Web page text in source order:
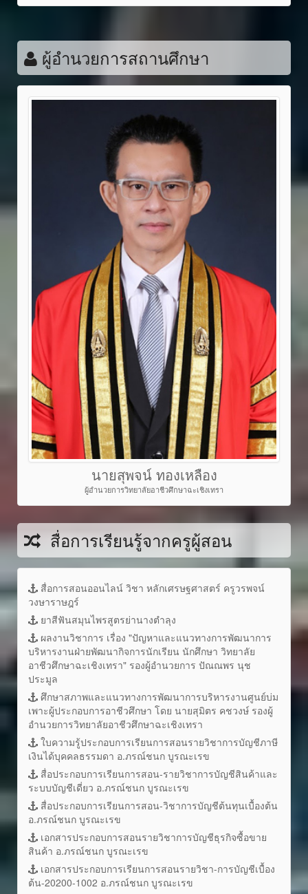
ผู้อำนวยการสถานศึกษา
นายสุพจน์ ทองเหลือง
ผู้อำนวยการวิทยาลัยอาชีวศึกษาฉะเชิงเทรา
สื่อการเรียนรู้จากครูผู้สอน
สื่อการสอนออนไลน์ วิชา หลักเศรษฐศาสตร์ ครูวรพจน์
วงษาราษฎร์
ยาสีฟันสมุนไพรสูตรย่านางตำลุง
ผลงานวิชาการ เรื่อง "ปัญหาและแนวทางการพัฒนาการ
บริหารงานฝ่ายพัฒนากิจการนักเรียน นักศึกษา วิทยาลัย
อาชีวศึกษาฉะเชิงเทรา" รองผู้อำนวยการ ปัณณพร นุช
ประมูล
ศึกษาสภาพและแนวทางการพัฒนาการบริหารงานศูนย์บ่ม
เพาะผู้ประกอบการอาชีวศึกษา โดย นายสุมิตร คชวงษ์ รองผู้
อำนวยการวิทยาลัยอาชีวศึกษาฉะเชิงเทรา
ใบความรู้ประกอบการเรียนการสอนรายวิชาการบัญชีภาษี
เงินได้บุคคลธรรมดา อ.ภรณ์ชนก บูรณะเรข
สื่อประกอบการเรียนการสอน-รายวิชาการบัญชีสินค้าและ
ระบบบัญชีเดี่ยว อ.ภรณ์ชนก บูรณะเรข
สื่อประกอบการเรียนการสอน-วิชาการบัญชีต้นทุนเบื้องต้น
อ.ภรณ์ชนก บูรณะเรข
เอกสารประกอบการสอนรายวิชาการบัญชีธุรกิจซื้อขาย
สินค้า อ.ภรณ์ชนก บูรณะเรข
เอกสารประกอบการเรียนการสอนรายวิชา-การบัญชีเบื้อง
ต้น-20200-1002 อ.ภรณ์ชนก บูรณะเรข